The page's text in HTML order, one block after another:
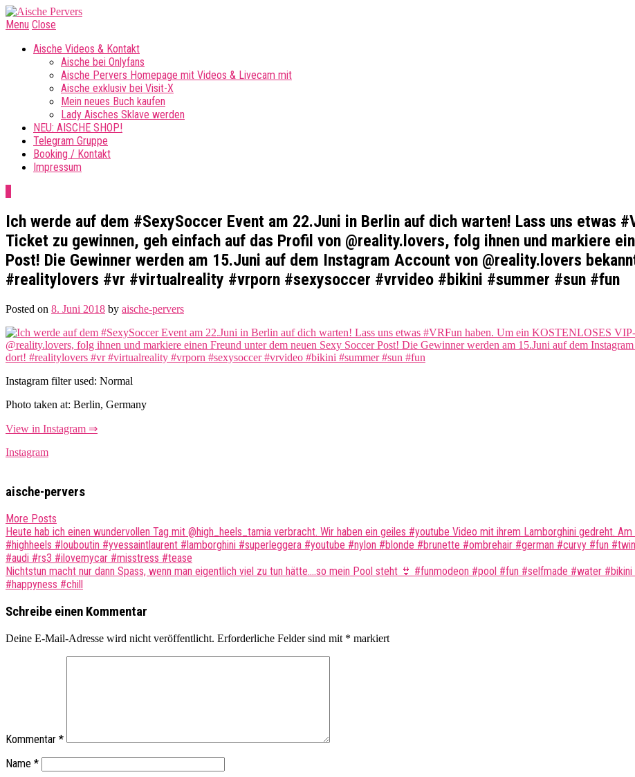
Menu Close
Aische Videos & Kontakt
Aische bei Onlyfans
Aische Pervers Homepage mit Videos & Livecam mit
Aische exklusiv bei Visit-X
Mein neues Buch kaufen
Lady Aisches Sklave werden
NEU: AISCHE SHOP!
Telegram Gruppe
Booking / Kontakt
Impressum
Ich werde auf dem #SexySoccer Event am 22.Juni in Berlin auf dich warten! Lass uns etwas
Ticket zu gewinnen, geh einfach auf das Profil von @reality.lovers, folg ihnen und markiere
Post! Die Gewinner werden am 15.Juni auf dem Instagram Account von @reality.lovers
#realitylovers #vr #virtualreality #vrporn #sexysoccer #vrvideo #bikini #summer #sun #fun
Posted on 8. Juni 2018 by aische-pervers
Instagram filter used: Normal
Photo taken at: Berlin, Germany
View in Instagram ⇒
Instagram
aische-pervers
More Posts
Post
navigation
Heute hab ich einen wundervollen Tag mit @high_heels_tamia verbracht. Wir haben ein geiles #youtube Video mit ihrem Lamborghini gedreht.
#highheels #louboutin #yvessaintlaurent #lamborghini #superleggera #youtube #nylon #blonde #brunette #ombrehair #german #curvy #fun
#audi #rs3 #ilovemycar #misstress #tease
Nichtstun macht nur dann Spass, wenn man eigentlich viel zu tun hätte….so mein Pool steht 👙 #funmodeon #pool #fun #selfmade #water
#happyness #chill
Schreibe einen Kommentar
Deine E-Mail-Adresse wird nicht veröffentlicht. Erforderliche Felder sind mit * markiert
Kommentar *
Name *